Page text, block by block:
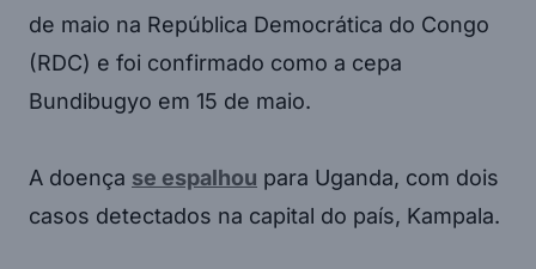
de maio na República Democrática do Congo
(RDC) e foi confirmado como a cepa
Bundibugyo em 15 de maio.
A doença se espalhou para Uganda, com dois
casos detectados na capital do país, Kampala.